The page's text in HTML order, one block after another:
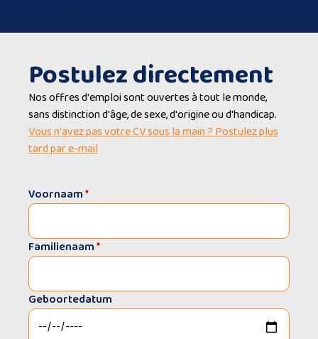
Postulez directement
Nos offres d'emploi sont ouvertes à tout le monde,
sans distinction d'âge, de sexe, d'origine ou d'handicap.
Vous n'avez pas votre CV sous la main ? Postulez plus
tard par e-mail
Voornaam*
Familienaam*
Geboortedatum